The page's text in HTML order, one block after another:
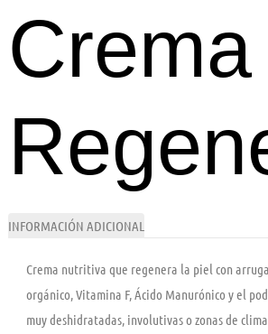
Crema
INFORMACIÓN ADICIONAL
Crema nutritiva que regenera la piel con
orgánico, Vitamina F, Ácido Manurónico y el
muy deshidratadas, involutivas o zonas de clima